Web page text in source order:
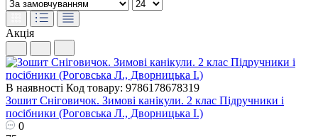
Акція
В наявності Код товару: 9786178678319
Зошит Сніговичок. Зимові канікули. 2 клас Пiдручники i
посiбники (Роговська Л., Дворницька І.)
0